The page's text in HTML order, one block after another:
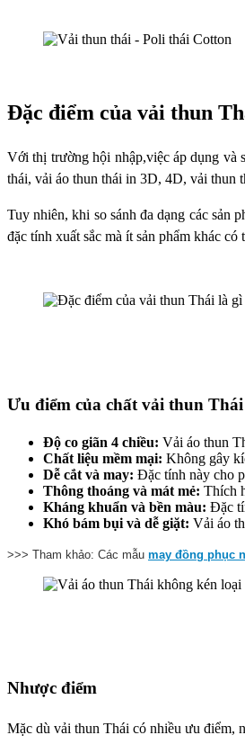
Đặc điểm của vải thun
Với thị trường hội nhập,việc áp dụng và
thái, vải áo thun thái in 3D, 4D, vải thun
Tuy nhiên, khi so sánh đa dạng các sản
đặc tính xuất sắc mà ít sản phẩm khác
Ưu điểm của chất vải thun Thái
Độ co giãn 4 chiều: Vải áo thun
Chất liệu mềm mại: Không gây
Dễ cắt và may: Đặc tính này cho
Thông thoáng và mát mẻ: Thích
Kháng khuẩn và bền màu: Đặc
Khó bám bụi và dễ giặt: Vải áo
>>> Tham khảo: Các mẫu may đồng phục
Nhược điểm
Mặc dù vải thun Thái có nhiều ưu điểm,